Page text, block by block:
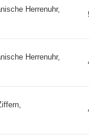
Herrenuhr,
Herrenuhr,